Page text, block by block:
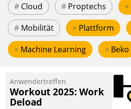
# Cloud # Proptechs ×
# Mobilität × Plattform
× Machine Learning × Beko
Anwendertreffen
Workout 2025: Work
Deload